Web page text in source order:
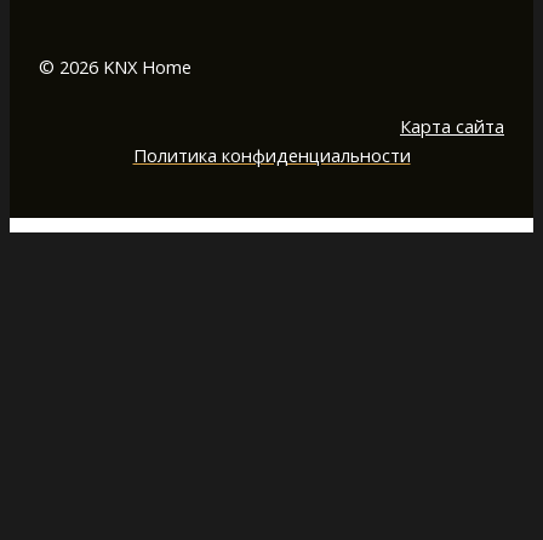
© 2026 KNX Home
Карта сайта
Политика конфиденциальности